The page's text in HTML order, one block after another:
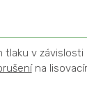
tlaku v
na